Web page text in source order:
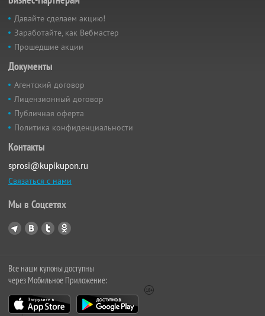
Давайте сделаем акцию!
Заработайте, как Вебмастер
Прошедшие акции
Документы
Агентский договор
Лицензионный договор
Публичная оферта
Политика конфиденциальности
Контакты
sprosi@kupikupon.ru
Связаться с нами
Мы в Соцсетях
Все наши купоны доступны
через Мобильное Приложение: